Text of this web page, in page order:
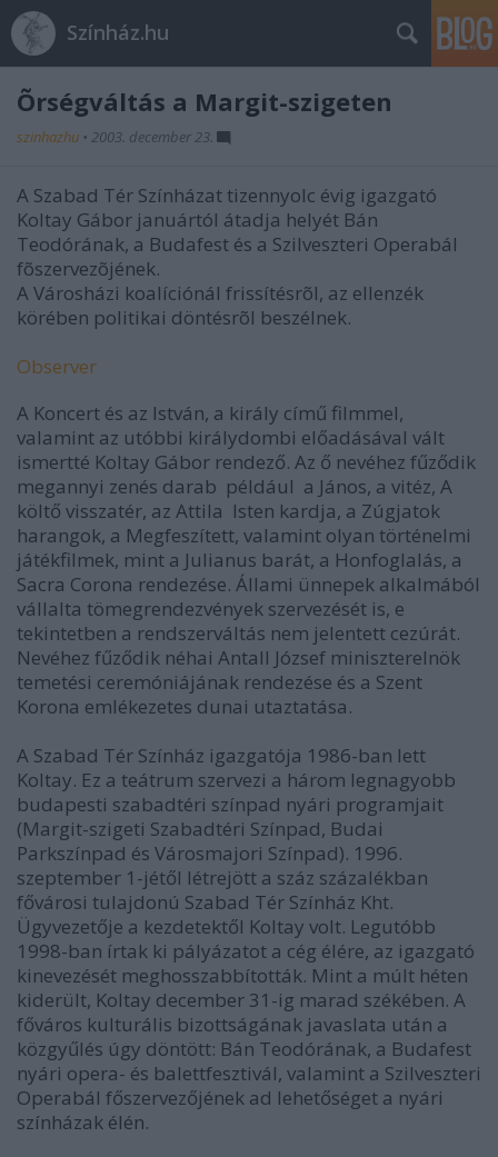
Színház.hu
Õrségváltás a Margit-szigeten
szinhazhu • 2003. december 23.
A Szabad Tér Színházat tizennyolc évig igazgató
Koltay Gábor januártól átadja helyét Bán
Teodórának, a Budafest és a Szilveszteri Operabál
fõszervezõjének.
A Városházi koalíciónál frissítésrõl, az ellenzék
körében politikai döntésrõl beszélnek.
Observer
A Koncert és az István, a király című filmmel,
valamint az utóbbi királydombi előadásával vált
ismertté Koltay Gábor rendező. Az ő nevéhez fűződik
megannyi zenés darab  például  a János, a vitéz, A
költő visszatér, az Attila  Isten kardja, a Zúgjatok
harangok, a Megfeszített, valamint olyan történelmi
játékfilmek, mint a Julianus barát, a Honfoglalás, a
Sacra Corona rendezése. Állami ünnepek alkalmából
vállalta tömegrendezvények szervezését is, e
tekintetben a rendszerváltás nem jelentett cezúrát.
Nevéhez fűződik néhai Antall József miniszterelnök
temetési ceremóniájának rendezése és a Szent
Korona emlékezetes dunai utaztatása.
A Szabad Tér Színház igazgatója 1986-ban lett
Koltay. Ez a teátrum szervezi a három legnagyobb
budapesti szabadtéri színpad nyári programjait
(Margit-szigeti Szabadtéri Színpad, Budai
Parkszínpad és Városmajori Színpad). 1996.
szeptember 1-jétől létrejött a száz százalékban
fővárosi tulajdonú Szabad Tér Színház Kht.
Ügyvezetője a kezdetektől Koltay volt. Legutóbb
1998-ban írtak ki pályázatot a cég élére, az igazgató
kinevezését meghosszabbították. Mint a múlt héten
kiderült, Koltay december 31-ig marad székében. A
főváros kulturális bizottságának javaslata után a
közgyűlés úgy döntött: Bán Teodórának, a Budafest
nyári opera- és balettfesztivál, valamint a Szilveszteri
Operabál főszervezőjének ad lehetőséget a nyári
színházak élén.